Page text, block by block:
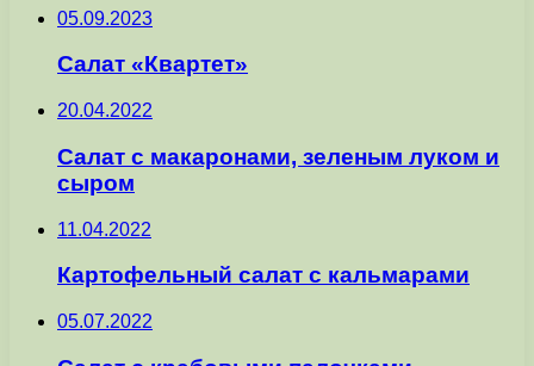
05.09.2023
Салат «Квартет»
20.04.2022
Салат с макаронами, зеленым луком и
сыром
11.04.2022
Картофельный салат с кальмарами
05.07.2022